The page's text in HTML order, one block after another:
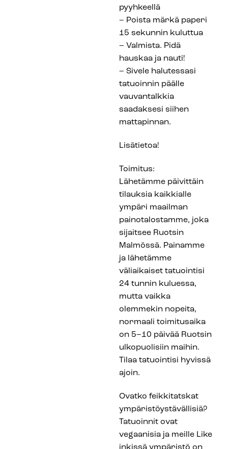
pyyhkeellä
– Poista märkä paperi
15 sekunnin kuluttua
– Valmista. Pidä
hauskaa ja nauti!
– Sivele halutessasi
tatuoinnin päälle
vauvantalkkia
saadaksesi siihen
mattapinnan.
Lisätietoa!
Toimitus:
Lähetämme päivittäin
tilauksia kaikkialle
ympäri maailman
painotalostamme, joka
sijaitsee Ruotsin
Malmössä. Painamme
ja lähetämme
väliaikaiset tatuointisi
24 tunnin kuluessa,
mutta vaikka
olemmekin nopeita,
normaali toimitusaika
on 5–10 päivää Ruotsin
ulkopuolisiin maihin.
Tilaa tatuointisi hyvissä
ajoin.
Ovatko feikkitatskat
ympäristöystävällisiä?
Tatuoinnit ovat
vegaanisia ja meille Like
inkissä ympäristö on